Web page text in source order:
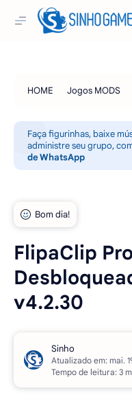
Faça figurinhas, baixe
administre seu grupo,
de WhatsApp
FlipaClip
v4.2.30
Atualizado em:
Tempo de leitura: 3